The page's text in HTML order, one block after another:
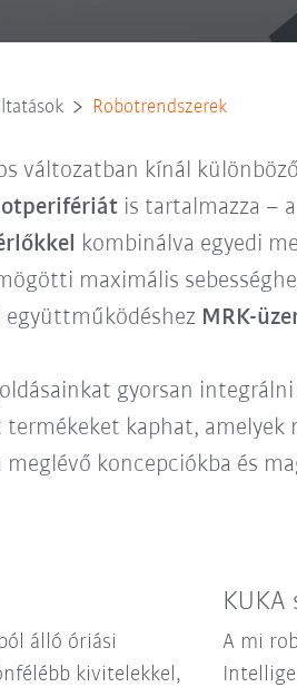
Robotrendszerek
változatban kínál
is tartalmazza –
kombinálva egyedi
maximális
együttműködéshez MRK-
gyorsan
kaphat, amelyek
koncepciókba és
álló óriási
kivitelekkel,
A mi